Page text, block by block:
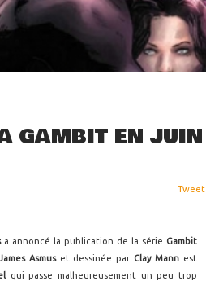
GAMBIT EN JUIN
Tweet
a annoncé la publication de la série Gambit
Asmuset dessinée par Clay Mann est
qui passe malheureusement un peu trop